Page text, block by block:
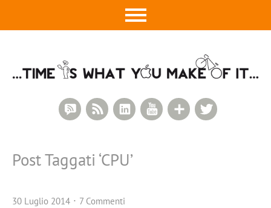
Google+
YouTube
LinkedIn
RSS Feed
RSS Comments
Post Taggati ‘CPU’
30 Luglio 2014 7 Commenti